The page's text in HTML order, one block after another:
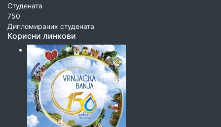
Студената
750
Дипломираних студената
Корисни линкови